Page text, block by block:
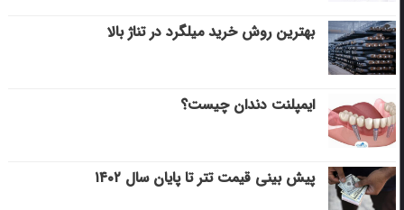
بهترین روش خرید میلگرد در تناژ بالا
ایمپلنت دندان چیست؟
پیش بینی قیمت تتر تا پایان سال ۱۴۰۲